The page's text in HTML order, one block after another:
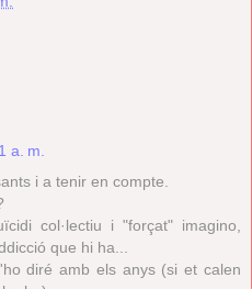
a. m.
i a tenir en compte.
col·lectiu i "forçat" imagino,
que hi ha...
diré amb els anys (si et calen